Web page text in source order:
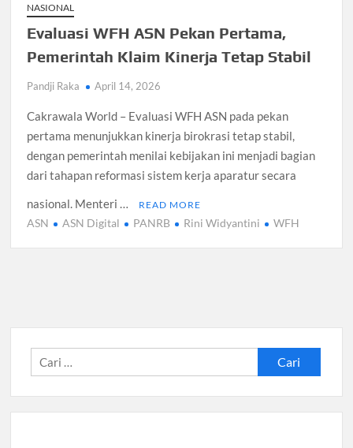
NASIONAL
Evaluasi WFH ASN Pekan Pertama,
Pemerintah Klaim Kinerja Tetap Stabil
Pandji Raka April 14, 2026
Cakrawala World – Evaluasi WFH ASN pada pekan
pertama menunjukkan kinerja birokrasi tetap stabil,
dengan pemerintah menilai kebijakan ini menjadi bagian
dari tahapan reformasi sistem kerja aparatur secara
nasional. Menteri …
READ MORE
ASN ASN Digital PANRB Rini Widyantini WFH
Cari
untuk: